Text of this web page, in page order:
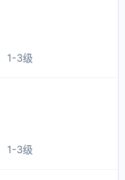
1-3级
1-3级